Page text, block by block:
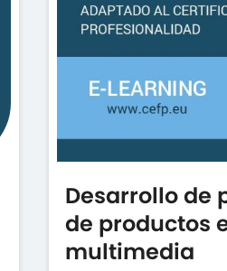
Desarrollo de
de productos
multimedia